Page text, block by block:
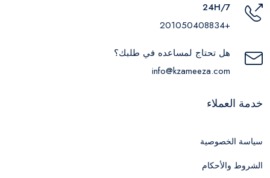
24H/7
+201050408834
هل تحتاج لمساعده في طلبك؟
info@kzameeza.com
خدمة العملاء
سياسة الخصوصية
الشروط والأحكام